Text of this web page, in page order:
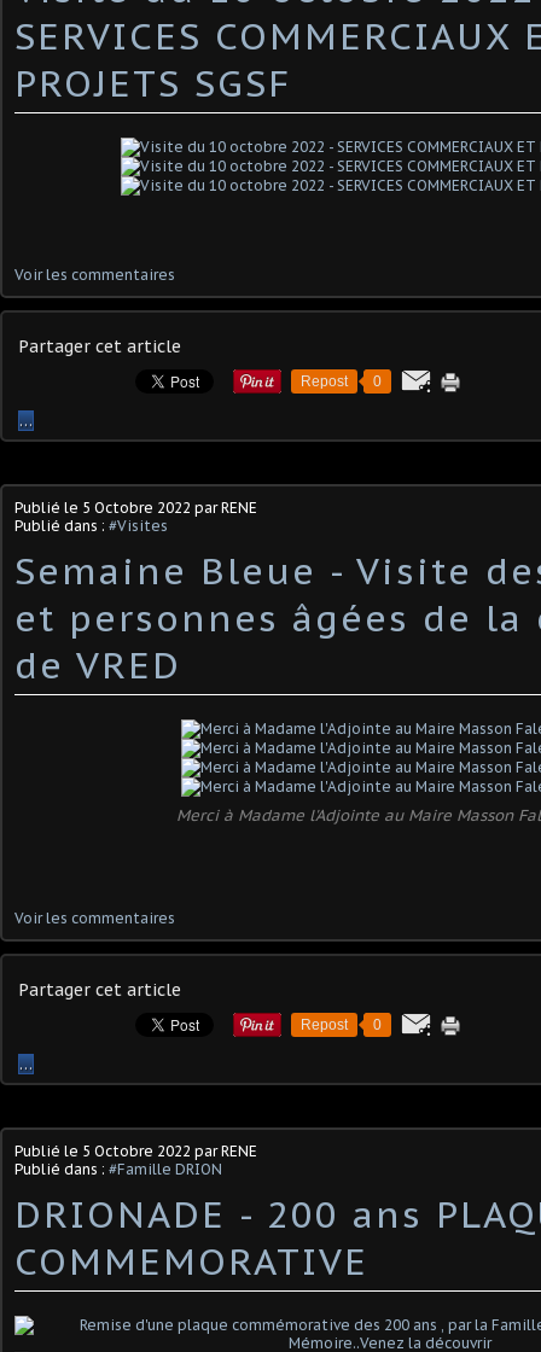
SERVICES COMMERCIAUX
PROJETS SGSF
Voir les commentaires
Partager cet article
Repost 0
…
Publié le 5 Octobre 2022 par RENE
Publié dans : #Visites
Semaine Bleue - Visite
et personnes âgées de la
de VRED
Merci à Madame l'Adjointe au Maire Masson
Voir les commentaires
Partager cet article
Repost 0
…
Publié le 5 Octobre 2022 par RENE
Publié dans : #Famille DRION
DRIONADE - 200 ans
COMMEMORATIVE